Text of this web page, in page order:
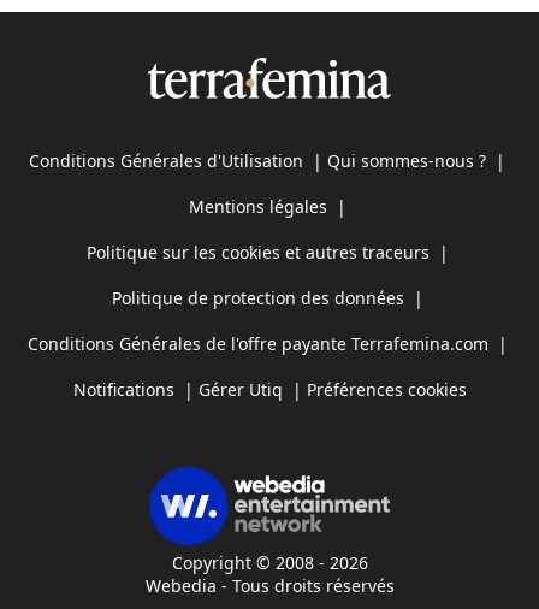
Conditions Générales d'Utilisation | Qui sommes-nous ? |
Mentions légales |
Politique sur les cookies et autres traceurs |
Politique de protection des données |
Conditions Générales de l'offre payante Terrafemina.com |
Notifications | Gérer Utiq | Préférences cookies
Copyright © 2008 - 2026
Webedia - Tous droits réservés